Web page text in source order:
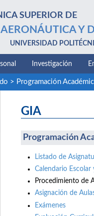
SUPERIOR DE
AERONÁUTICA Y
UNIVERSIDAD
Investigación
> Programación
GIA
Programación
Listado de
Calendario Escolar
Procedimiento de
Asignación de
Exámenes